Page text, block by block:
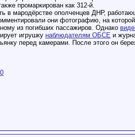
промаркирован как 312-й.
в мародёрстве ополченцев ДНР,
они фотографию, на
из погибших пассажиров. Однако
игрушку наблюдателям ОБСЕ и
перед камерами. После этого он